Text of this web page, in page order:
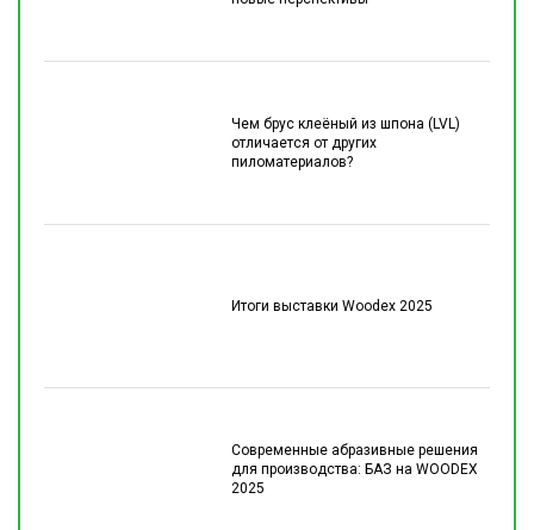
Чем брус клеёный из шпона (LVL)
отличается от других
пиломатериалов?
Итоги выставки Woodex 2025
Современные абразивные решения
для производства: БАЗ на WOODEX
2025